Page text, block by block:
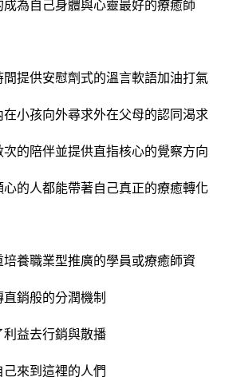
成為自己身體與心靈最好的療癒師
提供安慰劑式的溫言軟語加油打氣
在小孩向外尋求外在父母的認同渴求
的陪伴並提供直指核心的覺察方向
的人都能帶著自己真正的療癒轉化
養職業型推廣的學員或療癒師資
銷般的分潤機制
利益去行銷與散播
來到這裡的人們